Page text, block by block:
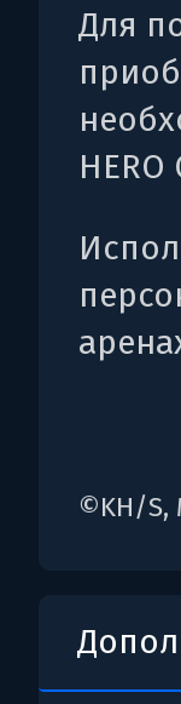
Для
HERO
©KH/S,